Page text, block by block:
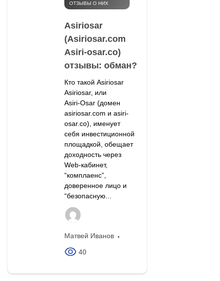
ОТЗЫВЫ О НИХ
Asiriosar
(Asiriosar.com
Asiri-osar.co)
отзывы: обман?
Кто такой Asiriosar
Asiriosar, или
Asiri‑Osar (домен
asiriosar.com и asiri-
osar.co), именует
себя инвестиционной
площадкой, обещает
доходность через
Web‑кабинет,
“комплаенс”,
доверенное лицо и
“безопасную...
Матвей Иванов
40